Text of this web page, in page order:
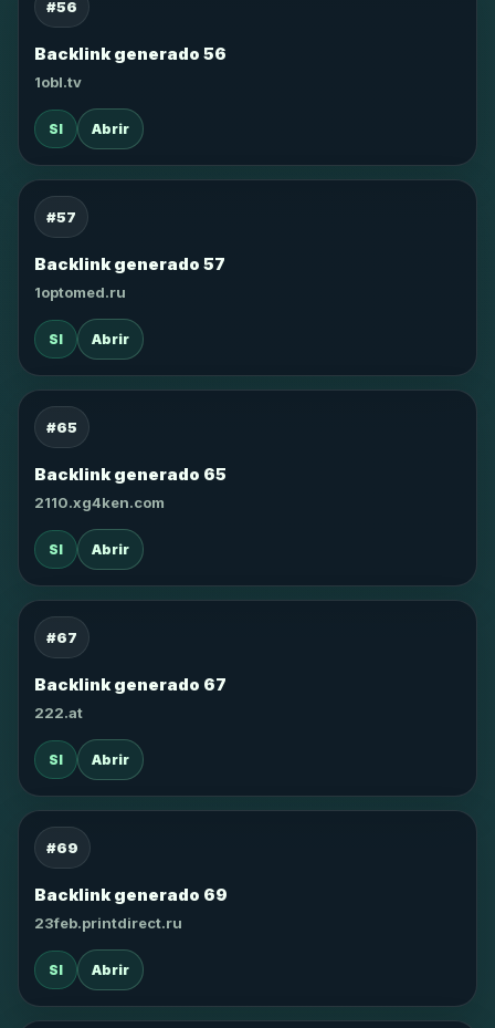
#56
Backlink generado 56
1obl.tv
SI Abrir
#57
Backlink generado 57
1optomed.ru
SI Abrir
#65
Backlink generado 65
2110.xg4ken.com
SI Abrir
#67
Backlink generado 67
222.at
SI Abrir
#69
Backlink generado 69
23feb.printdirect.ru
SI Abrir